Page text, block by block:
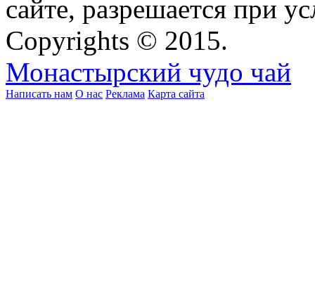
сайте, разрешается при
Copyrights © 2015.
Монастырский чудо чай
Написать нам О нас Реклама Карта сайта